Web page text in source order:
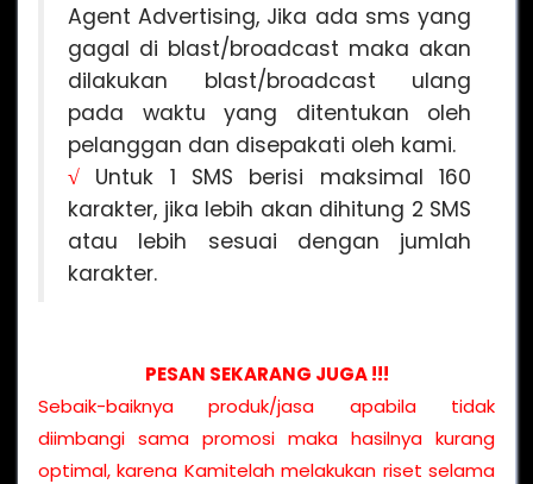
Agent Advertising, Jika ada sms yang
gagal di blast/broadcast maka akan
dilakukan blast/broadcast ulang
pada waktu yang ditentukan oleh
pelanggan dan disepakati oleh kami.
√ Untuk 1 SMS berisi maksimal 160
karakter, jika lebih akan dihitung 2 SMS
atau lebih sesuai dengan jumlah
karakter.
PESAN SEKARANG JUGA !!!
Sebaik-baiknya produk/jasa apabila tidak
diimbangi sama promosi maka hasilnya kurang
optimal, karena Kamitelah melakukan riset selama